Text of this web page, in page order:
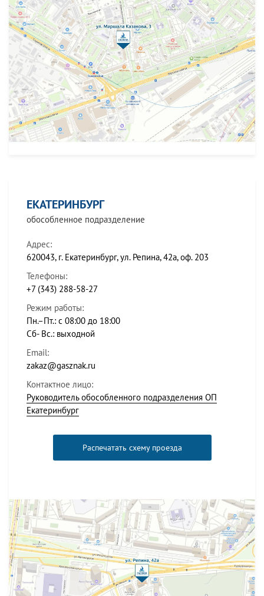
ЕКАТЕРИНБУРГ
обособленное подразделение
Адрес:
620043, г. Екатеринбург, ул. Репина, 42а, оф. 203
Телефоны:
+7 (343) 288-58-27
Режим работы:
Пн.–Пт.: с 08:00 до 18:00
Сб- Вс.: выходной
Email:
zakaz@gasznak.ru
Контактное лицо:
Руководитель обособленного подразделения ОП
Екатеринбург
Распечатать схему проезда